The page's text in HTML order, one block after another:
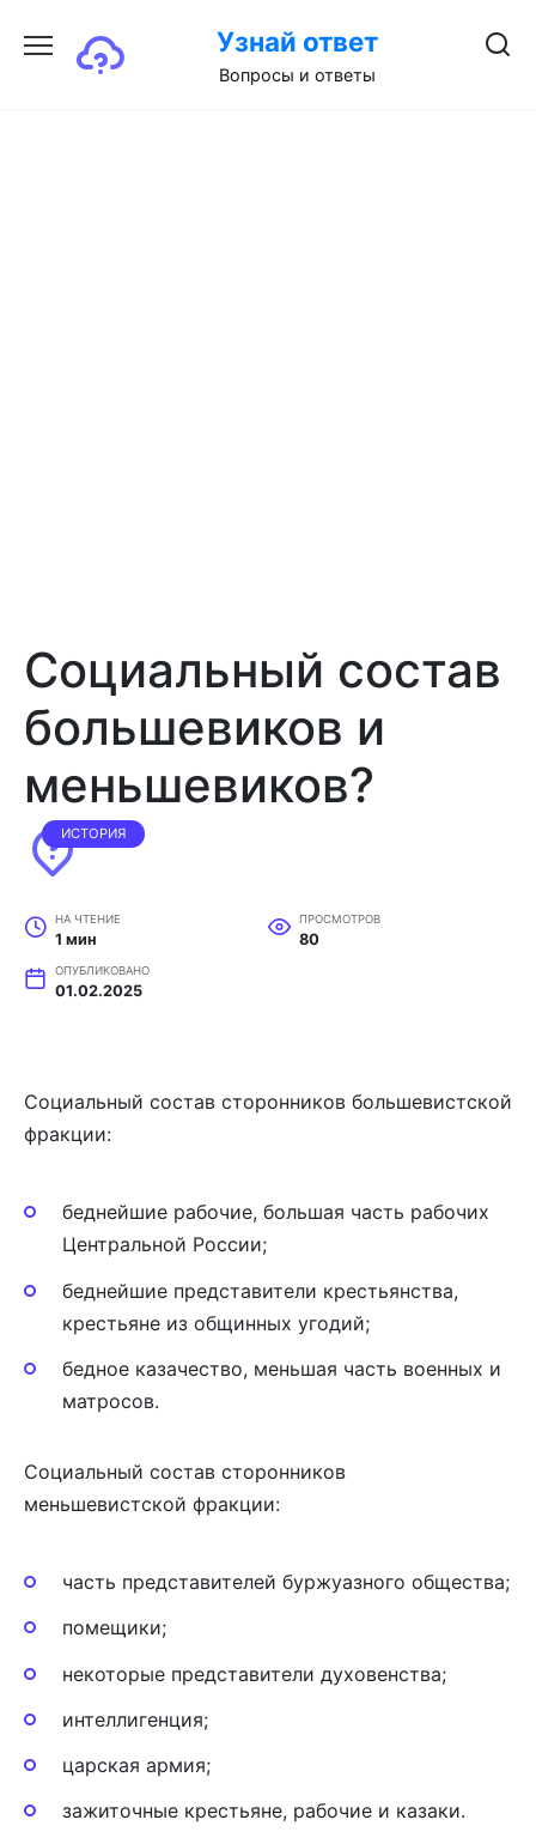
содержанию
Узнай ответ
Вопросы и ответы
Социальный состав
большевиков и
меньшевиков?
ИСТОРИЯ
НА ЧТЕНИЕ
1 мин
ПРОСМОТРОВ
80
ОПУБЛИКОВАНО
01.02.2025
Социальный состав сторонников большевистской
фракции:
беднейшие рабочие, большая часть рабочих
Центральной России;
беднейшие представители крестьянства,
крестьяне из общинных угодий;
бедное казачество, меньшая часть военных и
матросов.
Социальный состав сторонников
меньшевистской фракции:
часть представителей буржуазного общества;
помещики;
некоторые представители духовенства;
интеллигенция;
царская армия;
зажиточные крестьяне, рабочие и казаки.